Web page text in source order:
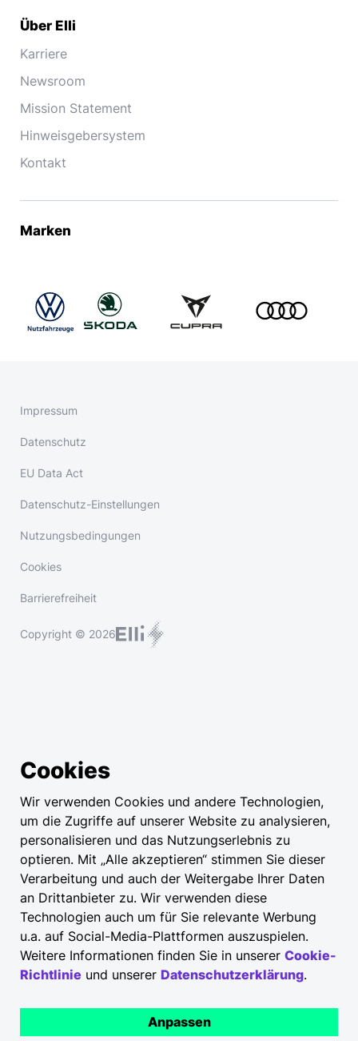
Über Elli
Karriere
Newsroom
Mission Statement
Hinweisgebersystem
Kontakt
Marken
Impressum
Datenschutz
EU Data Act
Datenschutz-Einstellungen
Nutzungsbedingungen
Cookies
Barrierefreiheit
Copyright © 2026
Cookies
Wir verwenden Cookies und andere Technologien,
um die Zugriffe auf unserer Website zu analysieren,
personalisieren und das Nutzungserlebnis zu
optieren. Mit „Alle akzeptieren“ stimmen Sie dieser
Verarbeitung und auch der Weitergabe Ihrer Daten
an Drittanbieter zu. Wir verwenden diese
Technologien auch um für Sie relevante Werbung
u.a. auf Social-Media-Plattformen auszuspielen.
Weitere Informationen finden Sie in unserer Cookie-
Richtlinie und unserer Datenschutzerklärung.
Anpassen